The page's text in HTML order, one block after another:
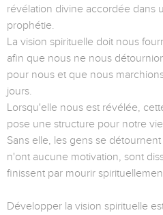
révélation divine accordée dans
prophétie.
La vision spirituelle doit nous
afin que nous ne nous
pour nous et que nous
jours.
Lorsqu'elle nous est révélée,
pose une structure pour notre
Sans elle, les gens se
n'ont aucune motivation, sont
finissent par mourir
Développer la vision spirituelle